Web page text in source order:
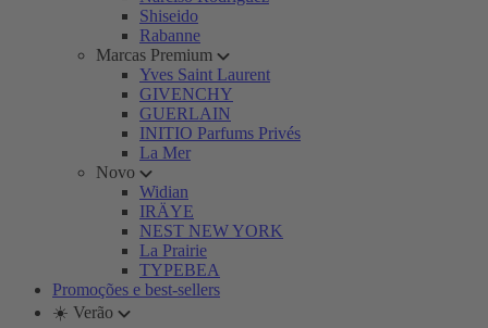
Shiseido
Rabanne
Marcas Premium
Yves Saint Laurent
GIVENCHY
GUERLAIN
INITIO Parfums Privés
La Mer
Novo
Widian
IRÄYE
NEST NEW YORK
La Prairie
TYPEBEA
Promoções e best-sellers
☀️ Verão